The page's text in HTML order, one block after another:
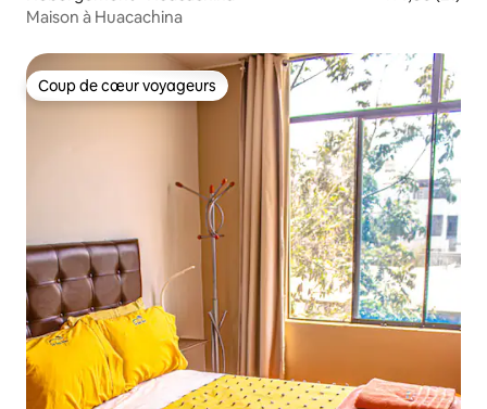
Maison à Huacachina
Coup de cœur voyageurs
Coup de cœur voyageurs